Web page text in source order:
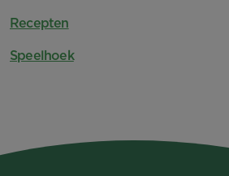
Recepten
Speelhoek